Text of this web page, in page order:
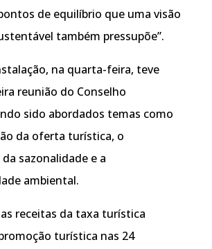
de equilíbrio que uma visão
também pressupõe”.
na quarta-feira, teve
reunião do Conselho
sido abordados temas como
da oferta turística, o
sazonalidade e a
ambiental.
receitas da taxa turística
turística nas 24